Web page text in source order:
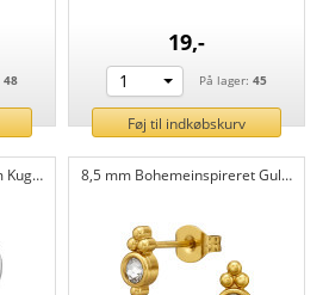
48
19,-
1 På lager: 45
Føj til indkøbskurv
2X15Mm Ringe Med 5mm Kugle - Stålcreoler 316L kirurgisk rustfrit stål CH51436 8,5 mm Bohemeinspireret Guldfarve - Stålørestikker 316L kirurgisk rustfrit stål CH51435